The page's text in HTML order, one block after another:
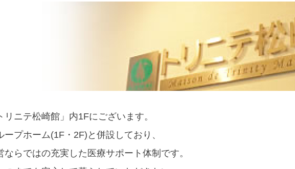
ニテ松崎館」内1Fにございます。
プホーム(1F・2F)と併設しており、
らではの充実した医療サポート体制です。